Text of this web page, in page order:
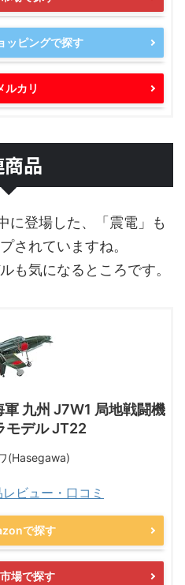
ッピングで探す
ルカリ
品
に登場した、「震電」も
されていますね。
も気になるところです。
九州 J7W1 局地戦闘機
モデル JT22
(Hasegawa)
ビュー・口コミ
で探す
場で探す